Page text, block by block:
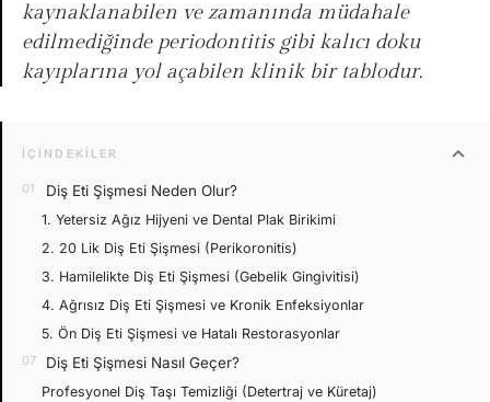
kaynaklanabilen ve zamanında müdahale
edilmediğinde periodontitis gibi kalıcı doku
kayıplarına yol açabilen klinik bir tablodur.
İÇINDEKILER expand_more
Diş Eti Şişmesi Neden Olur?
1. Yetersiz Ağız Hijyeni ve Dental Plak Birikimi
2. 20 Lik Diş Eti Şişmesi (Perikoronitis)
3. Hamilelikte Diş Eti Şişmesi (Gebelik Gingivitisi)
4. Ağrısız Diş Eti Şişmesi ve Kronik Enfeksiyonlar
5. Ön Diş Eti Şişmesi ve Hatalı Restorasyonlar
Diş Eti Şişmesi Nasıl Geçer?
Profesyonel Diş Taşı Temizliği (Detertraj ve Küretaj)